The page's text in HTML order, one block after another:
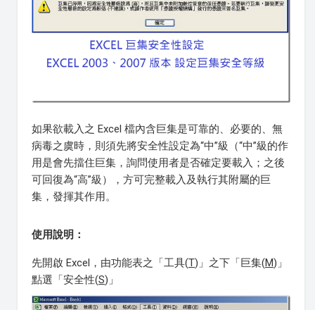
如果欲載入之 Excel 檔內含巨集是可靠的、必要的、無
病毒之虞時，則須先將安全性設定為“中”級（“中”級的作
用是會先擋住巨集，詢問使用者是否確定要載入；之後
可回復為“高”級），方可完整載入及執行其附屬的巨
集，發揮其作用。
使用說明：
先開啟 Excel，由功能表之「工具(T)」之下「巨集(M)」
點選「安全性(S)」